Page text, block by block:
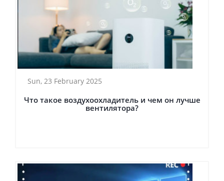
Sun, 23 February 2025
Что такое воздухоохладитель и чем он лучше
вентилятора?